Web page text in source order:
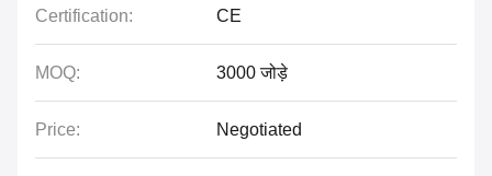
Certification: CE
MOQ: 3000 जोड़े
Price: Negotiated